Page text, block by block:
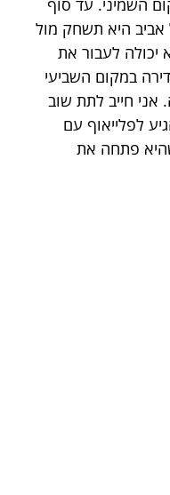
השמיני. עד סוף
היא תשחק מול
יכולה לעבור את
במקום השביעי
חייב לתת שוב
לפלייאוף עם
פתחה את